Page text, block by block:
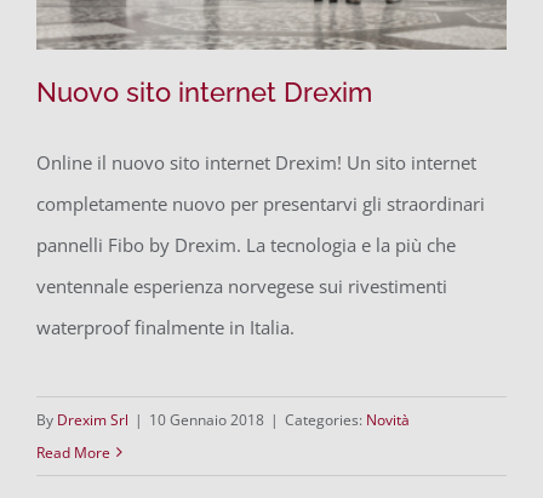
Nuovo sito internet Drexim
Nuovo sito internet Drexim
Online il nuovo sito internet Drexim! Un sito internet
completamente nuovo per presentarvi gli straordinari
pannelli Fibo by Drexim. La tecnologia e la più che
ventennale esperienza norvegese sui rivestimenti
waterproof finalmente in Italia.
By Drexim Srl | 10 Gennaio 2018 | Categories: Novità
Read More